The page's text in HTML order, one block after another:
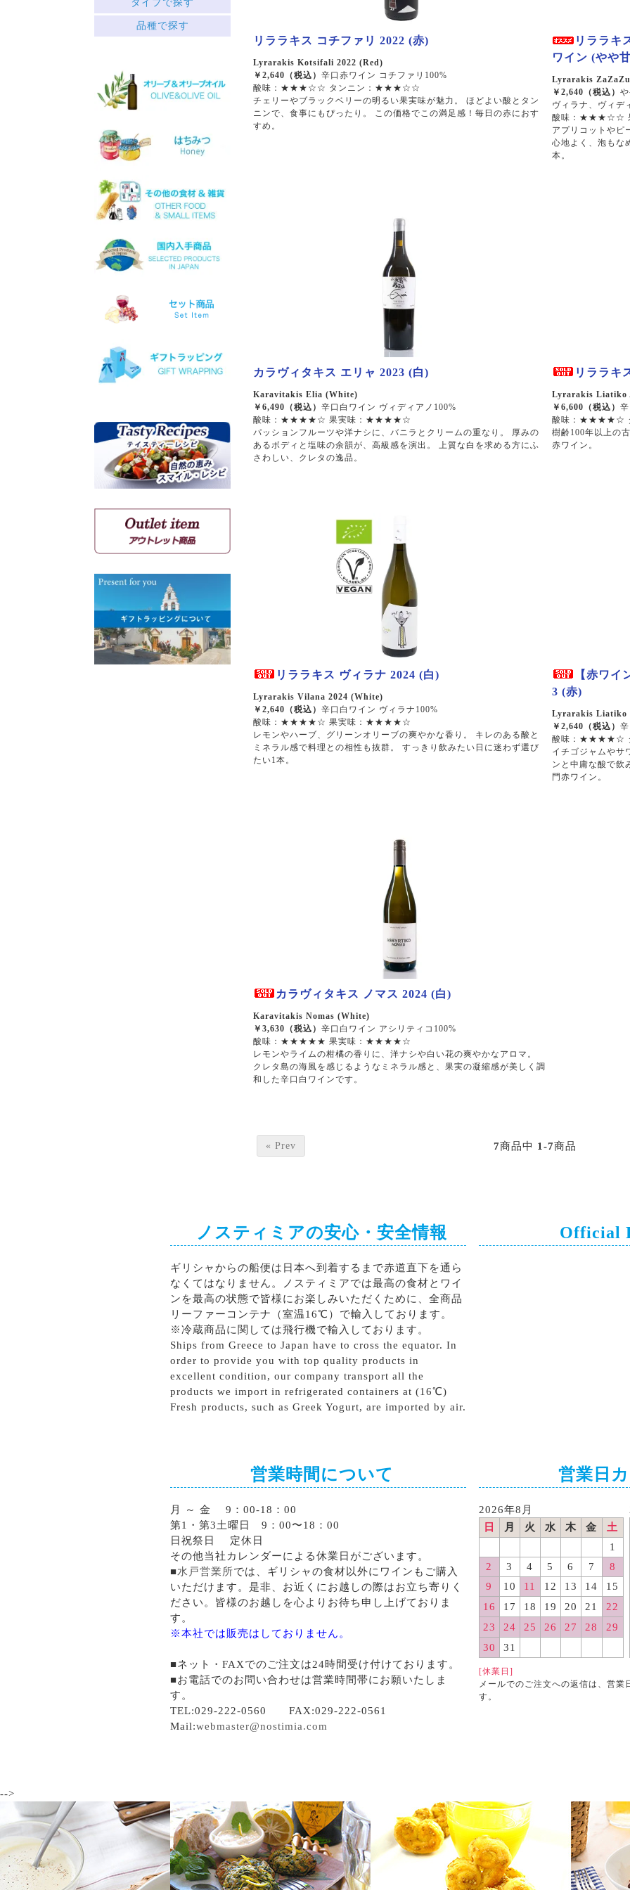
リララキス コチファリ 2022 (赤)
Lyrarakis Kotsifali 2022 (Red)
￥2,640（税込）辛口赤ワイン コチファリ100%
酸味：★★★☆☆ タンニン：★★★☆☆
チェリーやブラックベリーの明るい果実味が魅力。 ほどよい酸とタン
ニンで、食事にもぴったり。 この価格でこの満足感！毎日の赤におす
すめ。
リララキ
ワイン (やや
Lyrarakis
￥2,640（税込）
ヴィラナ、ヴィデ
酸味：★★★☆☆
アプリコットやピ
心地よく、泡もな
本。
カラヴィタキス エリャ 2023 (白)
Karavitakis Elia (White)
￥6,490（税込）辛口白ワイン ヴィディアノ100%
酸味：★★★★☆ 果実味：★★★★☆
パッションフルーツや洋ナシに、バニラとクリームの重なり。 厚みの
あるボディと塩味の余韻が、高級感を演出。 上質な白を求める方にふ
さわしい、クレタの逸品。
リララキ
Lyrarakis Liatiko
￥6,600（税込）
酸味：★★★★☆
樹齢100年以上の
赤ワイン。
リララキス ヴィラナ 2024 (白)
Lyrarakis Vilana 2024 (White)
￥2,640（税込）辛口白ワイン ヴィラナ100%
酸味：★★★★☆ 果実味：★★★★☆
レモンやハーブ、グリーンオリーブの爽やかな香り。 キレのある酸と
ミネラル感で料理との相性も抜群。 すっきり飲みたい日に迷わず選び
たい1本。
【赤ワイ
3 (赤)
Lyrarakis Liatiko
￥2,640（税込）
酸味：★★★★☆
イチゴジャムやサ
ンと中庸な酸で飲
門赤ワイン。
カラヴィタキス ノマス 2024 (白)
Karavitakis Nomas (White)
￥3,630（税込）辛口白ワイン アシリティコ100%
酸味：★★★★★ 果実味：★★★★☆
レモンやライムの柑橘の香りに、洋ナシや白い花の爽やかなアロマ。
クレタ島の海風を感じるようなミネラル感と、果実の凝縮感が美しく調
和した辛口白ワインです。
« Prev 7商品中 1-7商品
中央ギリシャ
ペロポネソス半島とイオニ
ア諸島
タイプで探す
赤
├ミディアムボディ
├リッチ
├フルーティー
スパークリング
デザート
ワインセット
品種で探す
サヴァティアノ
アシリティコ
マスカット
キドニツァ
ロボラ
ヴィディアノ
ヴィラナ
マスカットオブスピナ
ガイドゥリア
アイダニ
モスコフィレロ
ゲヴェルツトラミネール
ミュスカ・ブラン・ア・プ
ティ・グラン
クシノマブロ
アギヨルギティコ
マヴロ クンドゥラ オブ キ
ミ
マヴロダフニ
コチファリ
マンディラリ
リャティコ
マヴロトラガノ
リムニョナ
グルナッシュ
シラー
カベルネソーヴィニョン
ノスティミアの安心・安全情報
ギリシャからの船便は日本へ到着するまで赤道直下を通ら
なくてはなりません。ノスティミアでは最高の食材とワイ
ンを最高の状態で皆様にお楽しみいただくために、全商品
リーファーコンテナ（室温16℃）で輸入しております。
※冷蔵商品に関しては飛行機で輸入しております。
Ships from Greece to Japan have to cross the equator. In
order to provide you with top quality products in
excellent condition, our company transport all the
products we import in refrigerated containers at (16℃)
Fresh products, such as Greek Yogurt, are imported by air.
Official
営業時間について
月 ～ 金 9：00-18：00
第1・第3土曜日 9：00〜18：00
日祝祭日 定休日
その他当社カレンダーによる休業日がございます。
■水戸営業所では、ギリシャの食材以外にワインもご購入
いただけます。是非、お近くにお越しの際はお立ち寄りく
ださい。皆様のお越しを心よりお待ち申し上げておりま
す。
※本社では販売はしておりません。
■ネット・FAXでのご注文は24時間受け付けております。
■お電話でのお問い合わせは営業時間帯にお願いたしま
す。
TEL:029-222-0560 FAX:029-222-0561
Mail:webmaster@nostimia.com
営業日
2026年8月
日
月 火 水 木 金
土
1
2
3 4 5 6 7
8
9
10 11 12 13 14
15
16
17 18 19 20 21
22
23
24 25 26 27 28
29
30
31
[休業日]
メールでのご注文への返信は、営業
す。
-->